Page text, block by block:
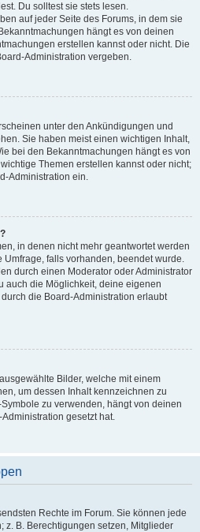
Du solltest sie stets lesen.
auf jeder Seite des Forums, in dem sie
hängt es von deinen
erstellen kannst oder nicht. Die
Administration vergeben.
unter den Ankündigungen und
Sie haben meist einen wichtigen Inhalt,
bei den Bekanntmachungen hängt es von
Themen erstellen kannst oder nicht;
Administration ein.
in denen nicht mehr geantwortet werden
falls vorhanden, beendet wurde.
durch einen Moderator oder Administrator
auch die Möglichkeit, deine eigenen
die Board-Administration erlaubt
Bilder, welche mit einem
um dessen Inhalt kennzeichnen zu
zu verwenden, hängt von deinen
gesetzt hat.
Rechte im Forum. Sie können jede
z. B. Berechtigungen setzen, Mitglieder